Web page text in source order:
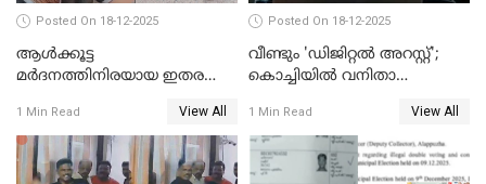
Posted On 18-12-2025
ആൾക്കൂട്ട
മർദനത്തിനിരയായ ഇതര
നടുക്കുന്ന സംഭവം
വാളയാറിൽ
1 Min Read View All
Posted On 18-12-2025
വീണ്ടും 'ഡിജിറ്റല്‍ അറസ്റ്റ്';
കൊച്ചിയില്‍ വനിതാ
കോടി രൂപ
1 Min Read View All